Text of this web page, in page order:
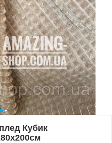
Кубик